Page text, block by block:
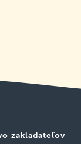
zakladateľov